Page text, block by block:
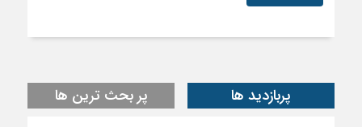
پربازدید ها پر بحث ترین ها